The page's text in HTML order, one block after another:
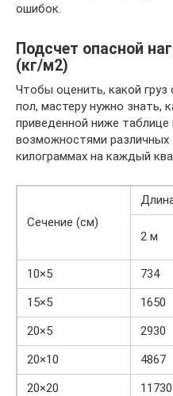
ошибок.
Подсчет опасной
(кг/м2)
Чтобы оценить, какой
пол, мастеру нужно знать,
приведенной ниже
возможностями различных
килограммах на каждый
Сечение (см)
2 м
10×5 734
15×5
1650
20×5
2930
20×10
4867
20×20
11730